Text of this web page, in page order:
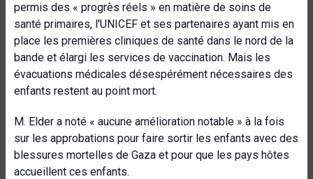
permis des « progrès réels » en matière de soins de
santé primaires, l'UNICEF et ses partenaires ayant mis en
place les premières cliniques de santé dans le nord de la
bande et élargi les services de vaccination. Mais les
évacuations médicales désespérément nécessaires des
enfants restent au point mort.
M. Elder a noté « aucune amélioration notable » à la fois
sur les approbations pour faire sortir les enfants avec des
blessures mortelles de Gaza et pour que les pays hôtes
accueillent ces enfants.